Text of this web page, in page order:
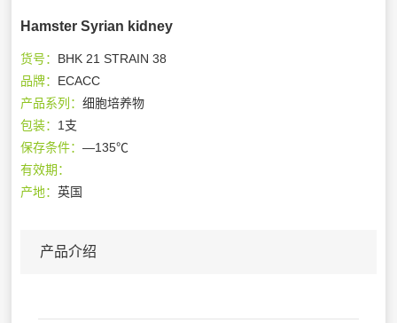
Hamster Syrian kidney
货号： BHK 21 STRAIN 38
品牌： ECACC
产品系列：细胞培养物
包装： 1支
保存条件：—135℃
有效期：
产地：英国
产品介绍